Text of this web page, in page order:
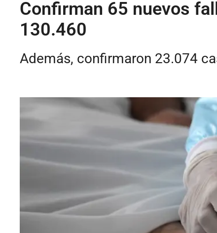
Confirman 65 nuevos
130.460
Además, confirmaron 23.074